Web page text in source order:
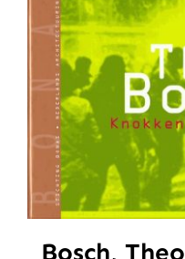
Bosch, Theo